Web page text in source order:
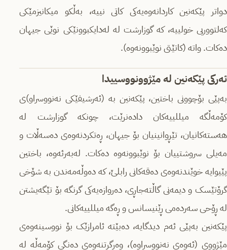
دواتر پێکەنین کاردانەوەیەکی کاتی نییە، بەڵکو میکانیزمێکی
کەلتووریی خولییە، کە گوزارشت لە لەدایکبوونێکی نوێی جیهان
دەکات. واتە (کاتێتی نوێبوونەوە).
ئەرکی پێکەنین لە مێژوونووسییدا
بەپێی بۆچوونی باختین، پێکەنین بە (ئەرشیفێکی نەنووسراو)ی
کۆمەڵگە میللییەکان دادەنرێت، چونکە گوزارشت لە
هەستەکانیان، تێڕوانینیان بۆ جیهان، ڕەتکردنەوەی دەسەڵات و
مەیلی سروشتییان بۆ نوێبوونەوە دەکات. لەبەرئەوە، باختین
پێیوایە خوێندنەوەی دەقەکانی رابلێ، کە دەوڵەمەندن بە شۆخی
گرۆتێسک و دیمەنی گاڵتەجاڕی، دەروازەیەکی گرنگە بۆ تێگەیشتن
لە ڕۆحی سەردەمی ڕێنیسانس و ڕەگە میللییەکانی.
پێکەنین بەپێی ئەم دیدگایە، دەبێتە ئامرازێک بۆ نووسینەوەی
مێژووی (ئەوەی نەنووسراوە)، وەرگرتنەوەی دەنگی کۆمەڵە لە